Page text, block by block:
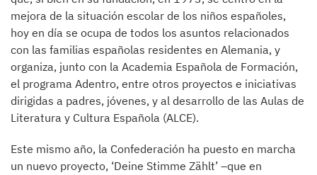
mejora de la situación escolar de los niños españoles,
hoy en día se ocupa de todos los asuntos relacionados
con las familias españolas residentes en Alemania, y
organiza, junto con la Academia Española de Formación,
el programa Adentro, entre otros proyectos e iniciativas
dirigidas a padres, jóvenes, y al desarrollo de las Aulas de
Literatura y Cultura Española (ALCE).
Este mismo año, la Confederación ha puesto en marcha
un nuevo proyecto, ‘Deine Stimme Zählt’ –que en